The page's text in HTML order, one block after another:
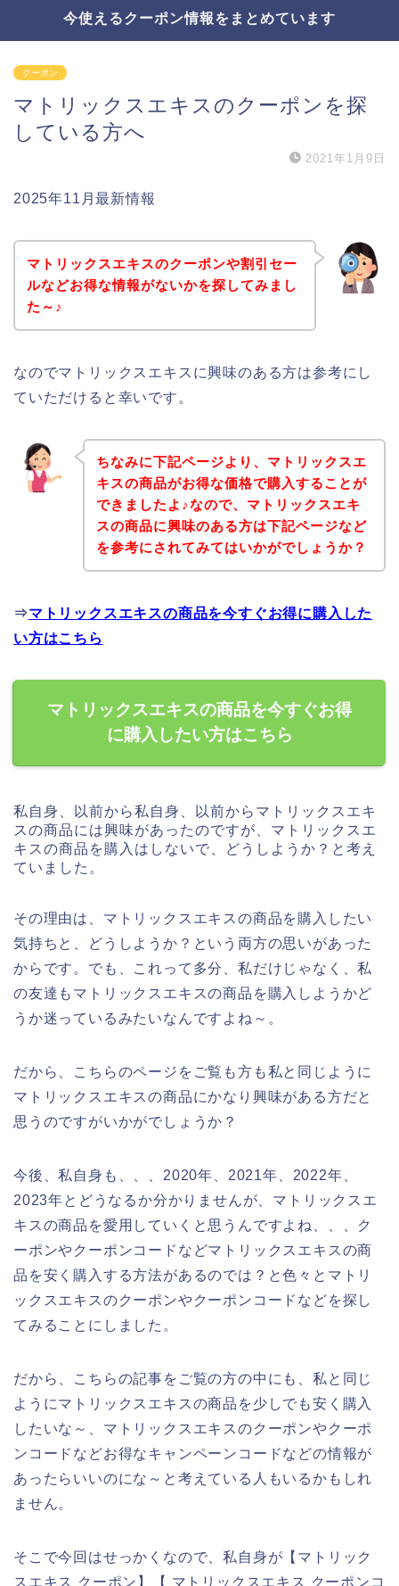
今使えるクーポン情報をまとめています
クーポン
マトリックスエキスのクーポンを探
している方へ
2021年1月9日
2025年11月最新情報
マトリックスエキスのクーポンや割引セー
ルなどお得な情報がないかを探してみまし
た～♪
なのでマトリックスエキスに興味のある方は参考にし
ていただけると幸いです。
ちなみに下記ページより、マトリックスエ
キスの商品がお得な価格で購入することが
できましたよ♪なので、マトリックスエキ
スの商品に興味のある方は下記ページなど
を参考にされてみてはいかがでしょうか？
⇒マトリックスエキスの商品を今すぐお得に購入した
い方はこちら
マトリックスエキスの商品を今すぐお得
に購入したい方はこちら
私自身、以前から私自身、以前からマトリックスエキ
スの商品には興味があったのですが、マトリックスエ
キスの商品を購入はしないで、どうしようか？と考え
ていました。
その理由は、マトリックスエキスの商品を購入したい
気持ちと、どうしようか？という両方の思いがあった
からです。でも、これって多分、私だけじゃなく、私
の友達もマトリックスエキスの商品を購入しようかど
うか迷っているみたいなんですよね～。
だから、こちらのページをご覧も方も私と同じように
マトリックスエキスの商品にかなり興味がある方だと
思うのですがいかがでしょうか？
今後、私自身も、、、2020年、2021年、2022年、
2023年とどうなるか分かりませんが、マトリックスエ
キスの商品を愛用していくと思うんですよね、、、ク
ーポンやクーポンコードなどマトリックスエキスの商
品を安く購入する方法があるのでは？と色々とマトリ
ックスエキスのクーポンやクーポンコードなどを探し
てみることにしました。
だから、こちらの記事をご覧の方の中にも、私と同じ
ようにマトリックスエキスの商品を少しでも安く購入
したいな～、マトリックスエキスのクーポンやクーポ
ンコードなどお得なキャンペーンコードなどの情報が
あったらいいのにな～と考えている人もいるかもしれ
ません。
そこで今回はせっかくなので、私自身が【マトリック
スエキス クーポン】【 マトリックスエキス クーポンコ